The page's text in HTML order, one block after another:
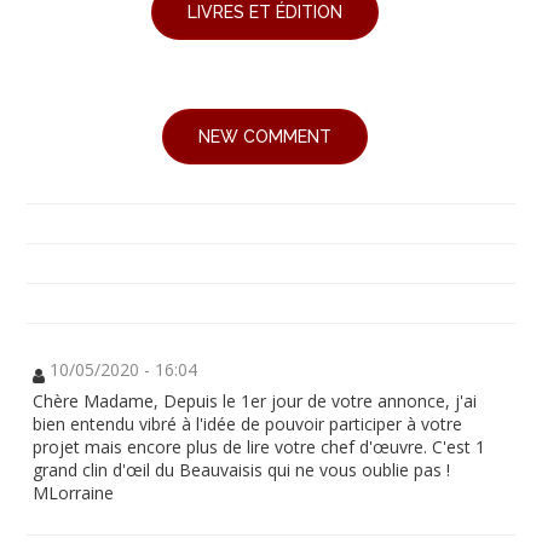
LIVRES ET ÉDITION
NEW COMMENT
10/05/2020 - 16:04
Chère Madame, Depuis le 1er jour de votre annonce, j'ai
bien entendu vibré à l'idée de pouvoir participer à votre
projet mais encore plus de lire votre chef d'œuvre. C'est 1
grand clin d'œil du Beauvaisis qui ne vous oublie pas !
MLorraine